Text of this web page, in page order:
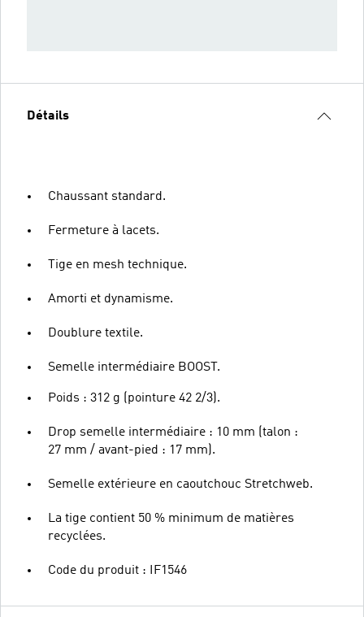
Détails
Chaussant standard.
Fermeture à lacets.
Tige en mesh technique.
Amorti et dynamisme.
Doublure textile.
Semelle intermédiaire BOOST.
Poids : 312 g (pointure 42 2/3).
Drop semelle intermédiaire : 10 mm (talon :
27 mm / avant-pied : 17 mm).
Semelle extérieure en caoutchouc Stretchweb.
La tige contient 50 % minimum de matières
recyclées.
Code du produit : IF1546